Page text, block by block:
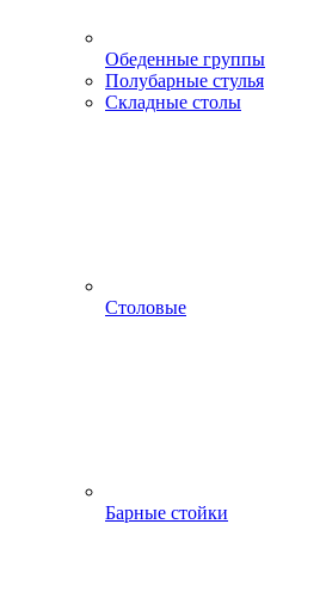
Обеденные группы
Полубарные стулья
Складные столы
Столовые
Барные стойки